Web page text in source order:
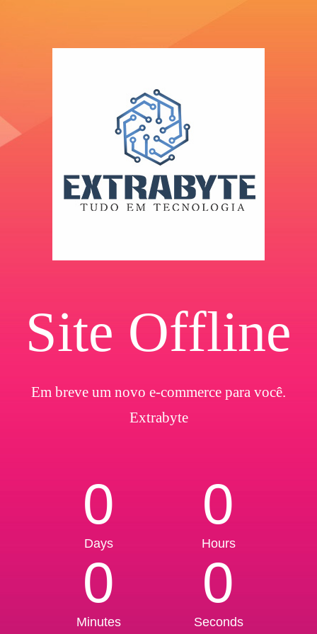
Site Offline
Em breve um novo e-commerce para você.
Extrabyte
0
Days
0
Hours
0
Minutes
0
Seconds